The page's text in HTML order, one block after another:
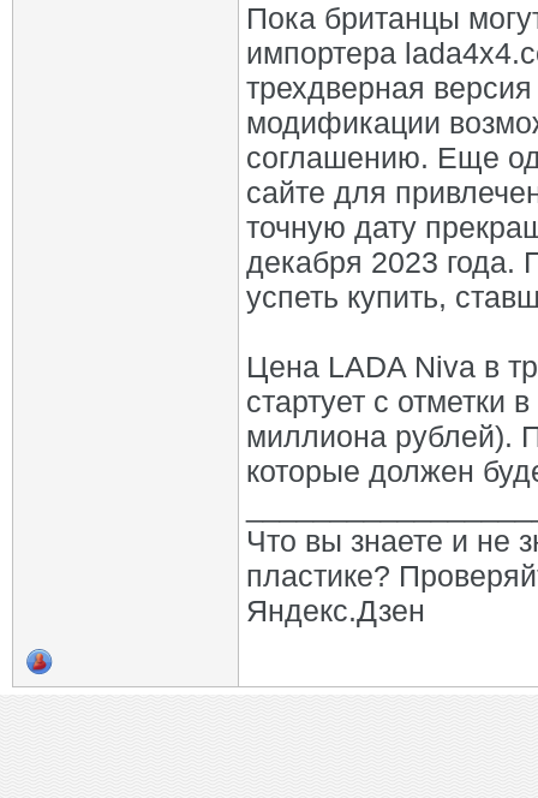
Пока британцы
импортера
трехдверная
модификации
соглашению. Еще
сайте для
точную дату
декабря 2023 года.
успеть купить,
Цена LADA Niva в
стартует с отметки
миллиона рублей).
которые должен
Что вы знаете и не
пластике?
Яндекс.Дзен